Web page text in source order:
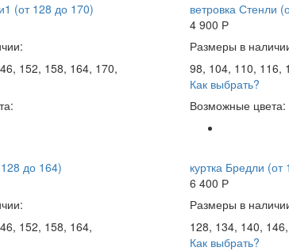
(от 128 до 170)
152, 158, 164, 170,
ветровка Стенли
4 900 Р
Размеры в
98, 104, 110, 116,
Как выбрать?
Возможные цвета:
до 164)
152, 158, 164,
куртка Бредли (от
6 400 Р
Размеры в
128, 134, 140,
Как выбрать?